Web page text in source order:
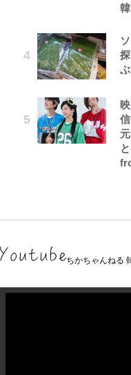
韓
ちかちゃんねる